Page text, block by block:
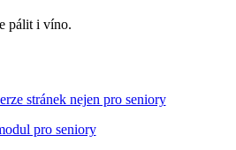
pálit i víno.
stránek nejen pro seniory